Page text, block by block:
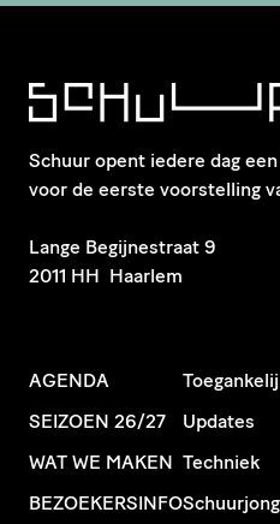
Schuur opent iedere dag
voor de eerste voorstelling
​Lange Begijnestraat 9
2011 HH Haarlem
AGENDA
SEIZOEN 26/27
WAT WE MAKEN
BEZOEKERSINFO
Updates
Techniek